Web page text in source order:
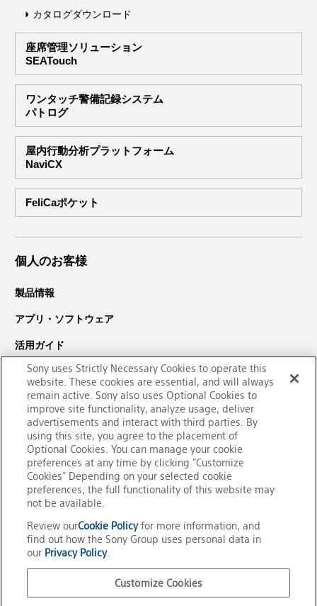
カタログダウンロード
座席管理ソリューション
SEATouch
ワンタッチ警備記録システム
パトログ
屋内行動分析プラットフォーム
NaviCX
FeliCaポケット
個人のお客様
製品情報
アプリ・ソフトウェア
活用ガイド
サポート・ダウンロード
PaSoRi（パソリ）についての
お問い合わせ
Sony uses Strictly Necessary Cookies to operate this
website. These cookies are essential, and will always
remain active. Sony also uses Optional Cookies to
improve site functionality, analyze usage, deliver
advertisements and interact with third parties. By
using this site, you agree to the placement of
Optional Cookies. You can manage your cookie
preferences at any time by clicking "Customize
Cookies" Depending on your selected cookie
preferences, the full functionality of this website may
not be available.
Review ourCookie Policyfor more information, and
find out how the Sony Group uses personal data in
our Privacy Policy.
Customize Cookies